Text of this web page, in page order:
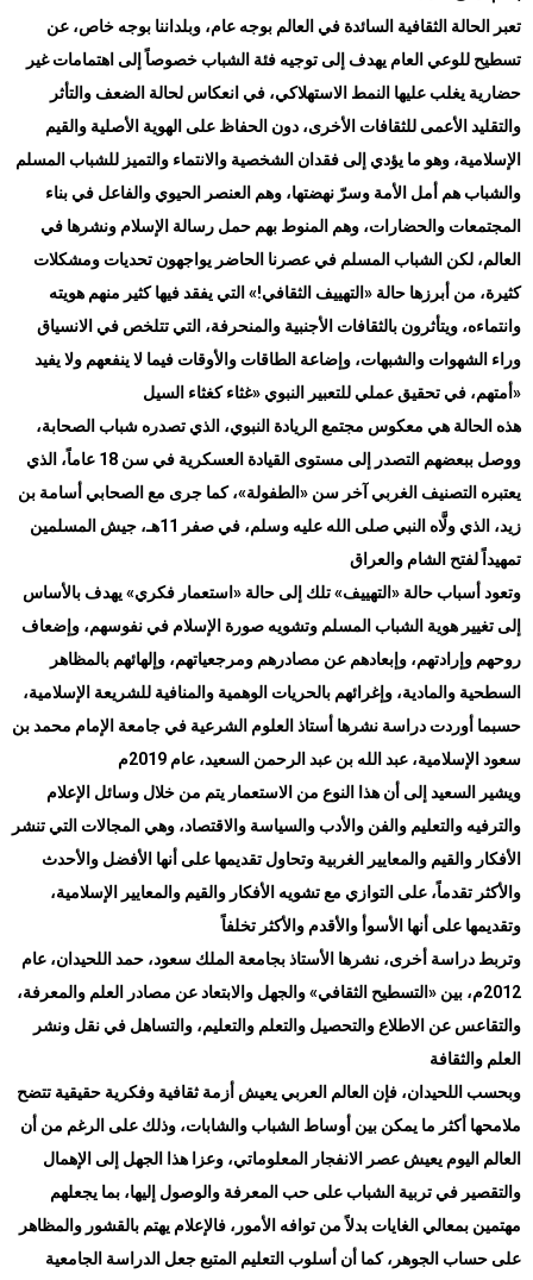
تعبر الحالة الثقافية السائدة في العالم بوجه عام، وبلداننا بوجه خاص، عن
تسطيح للوعي العام يهدف إلى توجيه فئة الشباب خصوصاً إلى اهتمامات غير
حضارية يغلب عليها النمط الاستهلاكي، في انعكاس لحالة الضعف والتأثر
والتقليد الأعمى للثقافات الأخرى، دون الحفاظ على الهوية الأصلية والقيم
الإسلامية، وهو ما يؤدي إلى فقدان الشخصية والانتماء والتميز للشباب المسلم
والشباب هم أمل الأمة وسرّ نهضتها، وهم العنصر الحيوي والفاعل في بناء
المجتمعات والحضارات، وهم المنوط بهم حمل رسالة الإسلام ونشرها في
العالم، لكن الشباب المسلم في عصرنا الحاضر يواجهون تحديات ومشكلات
كثيرة، من أبرزها حالة «التهييف الثقافي!» التي يفقد فيها كثير منهم هويته
وانتماءه، ويتأثرون بالثقافات الأجنبية والمنحرفة، التي تتلخص في الانسياق
وراء الشهوات والشبهات، وإضاعة الطاقات والأوقات فيما لا ينفعهم ولا يفيد
أمتهم، في تحقيق عملي للتعبير النبوي «غثاء كغثاء السيل »
هذه الحالة هي معكوس مجتمع الريادة النبوي، الذي تصدره شباب الصحابة،
ووصل ببعضهم التصدر إلى مستوى القيادة العسكرية في سن 18 عاماً، الذي
يعتبره التصنيف الغربي آخر سن «الطفولة»، كما جرى مع الصحابي أسامة بن
زيد، الذي ولَّاه النبي صلى الله عليه وسلم، في صفر 11هـ، جيش المسلمين
تمهيداً لفتح الشام والعراق
وتعود أسباب حالة «التهييف» تلك إلى حالة «استعمار فكري» يهدف بالأساس
إلى تغيير هوية الشباب المسلم وتشويه صورة الإسلام في نفوسهم، وإضعاف
روحهم وإرادتهم، وإبعادهم عن مصادرهم ومرجعياتهم، وإلهائهم بالمظاهر
السطحية والمادية، وإغرائهم بالحريات الوهمية والمنافية للشريعة الإسلامية،
حسبما أوردت دراسة نشرها أستاذ العلوم الشرعية في جامعة الإمام محمد بن
سعود الإسلامية، عبد الله بن عبد الرحمن السعيد، عام 2019م
ويشير السعيد إلى أن هذا النوع من الاستعمار يتم من خلال وسائل الإعلام
والترفيه والتعليم والفن والأدب والسياسة والاقتصاد، وهي المجالات التي تنشر
الأفكار والقيم والمعايير الغربية وتحاول تقديمها على أنها الأفضل والأحدث
والأكثر تقدماً، على التوازي مع تشويه الأفكار والقيم والمعايير الإسلامية،
وتقديمها على أنها الأسوأ والأقدم والأكثر تخلفاً
وتربط دراسة أخرى، نشرها الأستاذ بجامعة الملك سعود، حمد اللحيدان، عام
2012م، بين «التسطيح الثقافي» والجهل والابتعاد عن مصادر العلم والمعرفة،
والتقاعس عن الاطلاع والتحصيل والتعلم والتعليم، والتساهل في نقل ونشر
العلم والثقافة
وبحسب اللحيدان، فإن العالم العربي يعيش أزمة ثقافية وفكرية حقيقية تتضح
ملامحها أكثر ما يمكن بين أوساط الشباب والشابات، وذلك على الرغم من أن
العالم اليوم يعيش عصر الانفجار المعلوماتي، وعزا هذا الجهل إلى الإهمال
والتقصير في تربية الشباب على حب المعرفة والوصول إليها، بما يجعلهم
مهتمين بمعالي الغايات بدلاً من توافه الأمور، فالإعلام يهتم بالقشور والمظاهر
على حساب الجوهر، كما أن أسلوب التعليم المتبع جعل الدراسة الجامعية